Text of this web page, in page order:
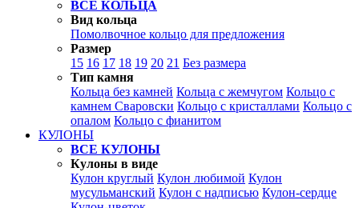
ВСЕ КОЛЬЦА
Вид кольца
Помолвочное кольцо для предложения
Размер
15 16 17 18 19 20 21 Без размера
Тип камня
Кольца без камней Кольца с жемчугом Кольцо с
камнем Сваровски Кольцо с кристаллами Кольцо с
опалом Кольцо с фианитом
КУЛОНЫ
ВСЕ КУЛОНЫ
Кулоны в виде
Кулон круглый Кулон любимой Кулон
мусульманский Кулон с надписью Кулон-сердце